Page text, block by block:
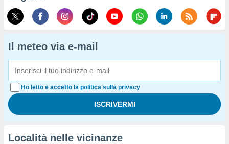
Il meteo via e-mail
Ho letto e accetto la politica sulla privacy
Località nelle vicinanze